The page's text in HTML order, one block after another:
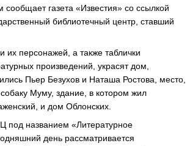
газета «Известия» со ссылкой
библиотечный центр, ставший
их персонажей, а также таблички
произведений, украсят дом,
Пьер Безухов и Наташа Ростова, место,
Муму, здание, в котором жил
и дом Облонских.
под названием «Литературное
день рассматривается